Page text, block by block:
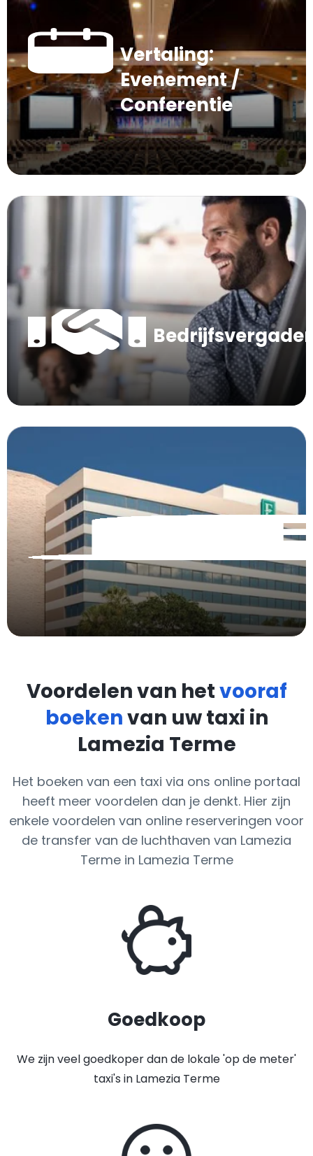
Vertaling:
Evenement /
Conferentie
Voordelen van hetvooraf
boekenvan uw taxi in
Lamezia Terme
Het boeken van een taxi via ons online portaal
heeft meer voordelen dan je denkt. Hier zijn
enkele voordelen van online reserveringen voor
de transfer van de luchthaven van Lamezia
Terme in Lamezia Terme
Goedkoop
We zijn veel goedkoper dan de lokale 'op de meter'
taxi's in Lamezia Terme